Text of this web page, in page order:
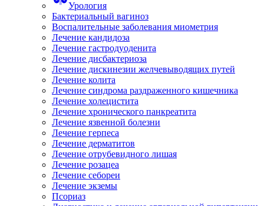
Урология
Бактериальный вагиноз
Воспалительные заболевания миометрия
Лечение кандидоза
Лечение гастродуоденита
Лечение дисбактериоза
Лечение дискинезии желчевыводящих путей
Лечение колита
Лечение синдрома раздраженного кишечника
Лечение холецистита
Лечение хронического панкреатита
Лечение язвенной болезни
Лечение герпеса
Лечение дерматитов
Лечение отрубевидного лишая
Лечение розацеа
Лечение себореи
Лечение экземы
Псориаз